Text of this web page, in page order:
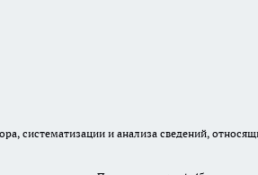
систематизации и анализа сведений,